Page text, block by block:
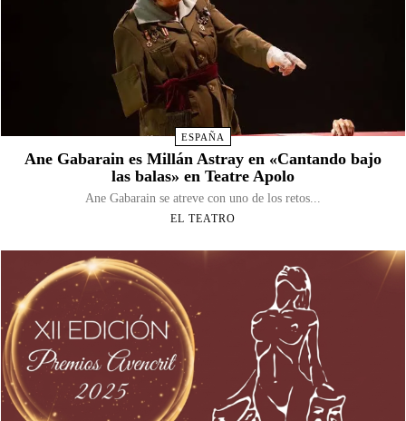
ESPAÑA
Ane Gabarain es Millán Astray en «Cantando bajo
las balas» en Teatre Apolo
Ane Gabarain se atreve con uno de los retos...
EL TEATRO